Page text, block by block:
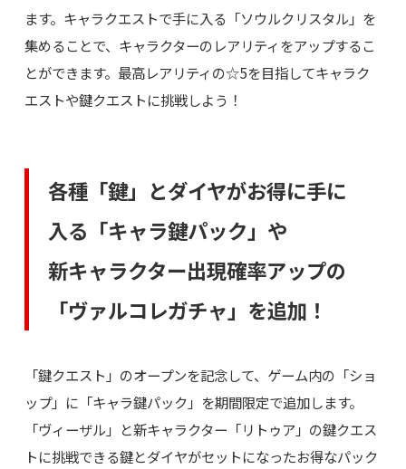
ます。キャラクエストで手に入る「ソウルクリスタル」を
集めることで、キャラクターのレアリティをアップするこ
とができます。最高レアリティの☆5を目指してキャラク
エストや鍵クエストに挑戦しよう！
各種「鍵」とダイヤがお得に手に
入る「キャラ鍵パック」や
新キャラクター出現確率アップの
「ヴァルコレガチャ」を追加！
「鍵クエスト」のオープンを記念して、ゲーム内の「ショ
ップ」に「キャラ鍵パック」を期間限定で追加します。
「ヴィーザル」と新キャラクター「リトゥア」の鍵クエス
トに挑戦できる鍵とダイヤがセットになったお得なパック